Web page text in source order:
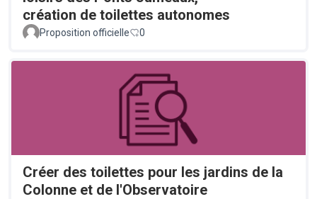
création de toilettes autonomes
Proposition officielle 0
Créer des toilettes pour les jardins de la
Colonne et de l'Observatoire